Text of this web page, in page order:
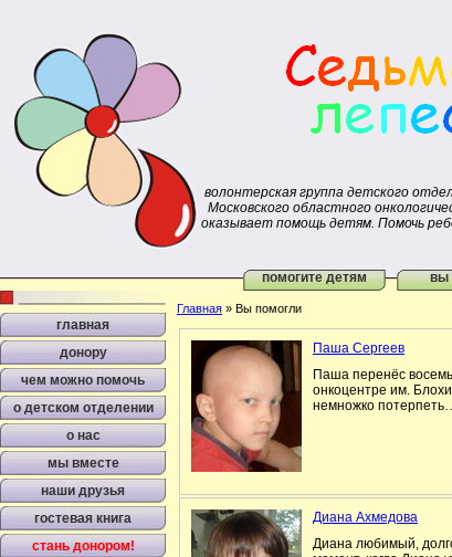
волонтерская группа детского
Московского областного
оказывает помощь детям. Помочь
помогите детям вы
главная
донору
чем можно помочь
о детском отделении
о нас
мы вместе
наши друзья
гостевая книга
стань донором!
Главная » Вы помогли
Паша Сергеев
Паша перенёс
онкоцентре им.
немножко
Диана Ахмедова
Диана любимый,